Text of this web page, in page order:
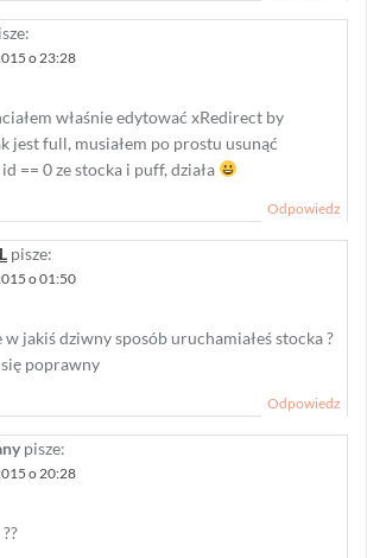
o 23:28
właśnie edytować xRedirect by
jest full, musiałem po prostu usunąć
== 0 ze stocka i puff, działa
Odpowiedz
pisze:
o 01:50
jakiś dziwny sposób uruchamiałeś stocka ?
poprawny
Odpowiedz
pisze:
o 20:28